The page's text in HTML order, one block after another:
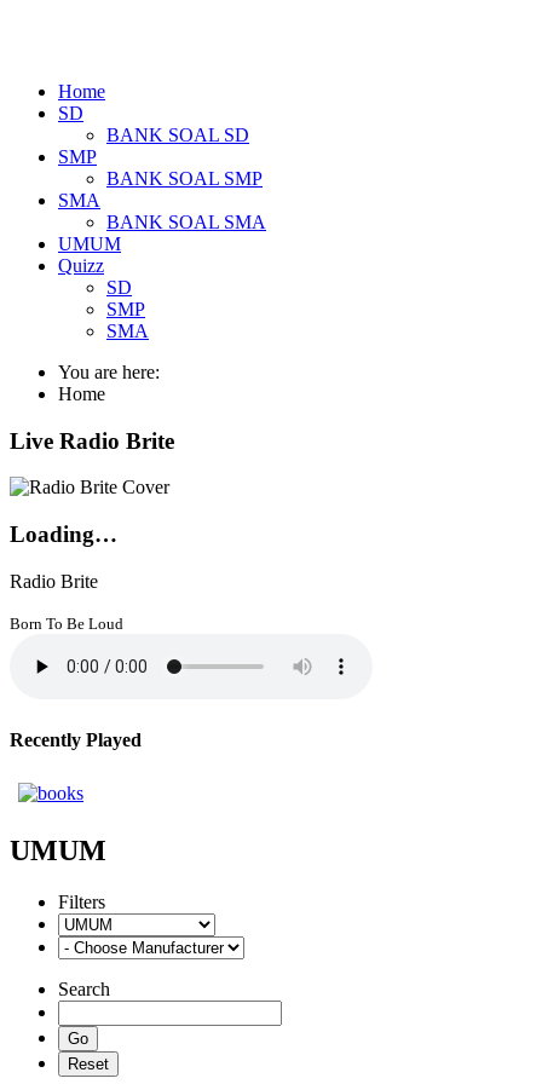
Home
SD
BANK SOAL SD
SMP
BANK SOAL SMP
SMA
BANK SOAL SMA
UMUM
Quizz
SD
SMP
SMA
You are here:
Home
Live Radio Brite
Loading…
Radio Brite
Born To Be Loud
Recently Played
UMUM
Filters
Search